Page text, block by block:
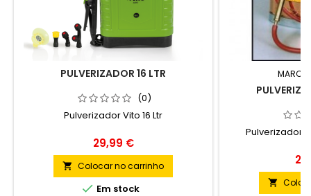
PULVERIZADOR 16 LTR
(0)
Pulverizador Vito 16 Ltr
Preço
29,99 €
 Colocar no carrinho
 Em stock
Pulverizador
